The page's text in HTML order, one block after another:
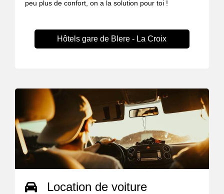
peu plus de confort, on a la solution pour toi !
Hôtels gare de Blere - La Croix
Location de voiture